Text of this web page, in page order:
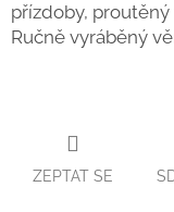
přízdoby, proutěný
Ručně vyráběný
ZEPTAT SE